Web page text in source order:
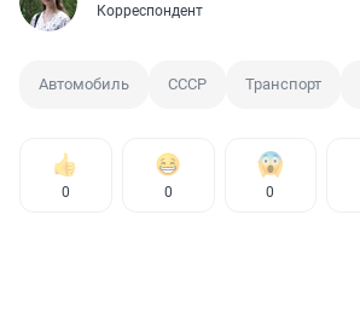
Корреспондент
Автомобиль СССР Транспорт
0 0 0